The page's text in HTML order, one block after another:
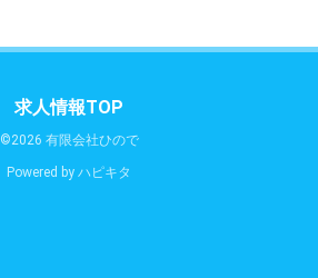
求人情報TOP
©2026 有限会社ひので
Powered by ハピキタ